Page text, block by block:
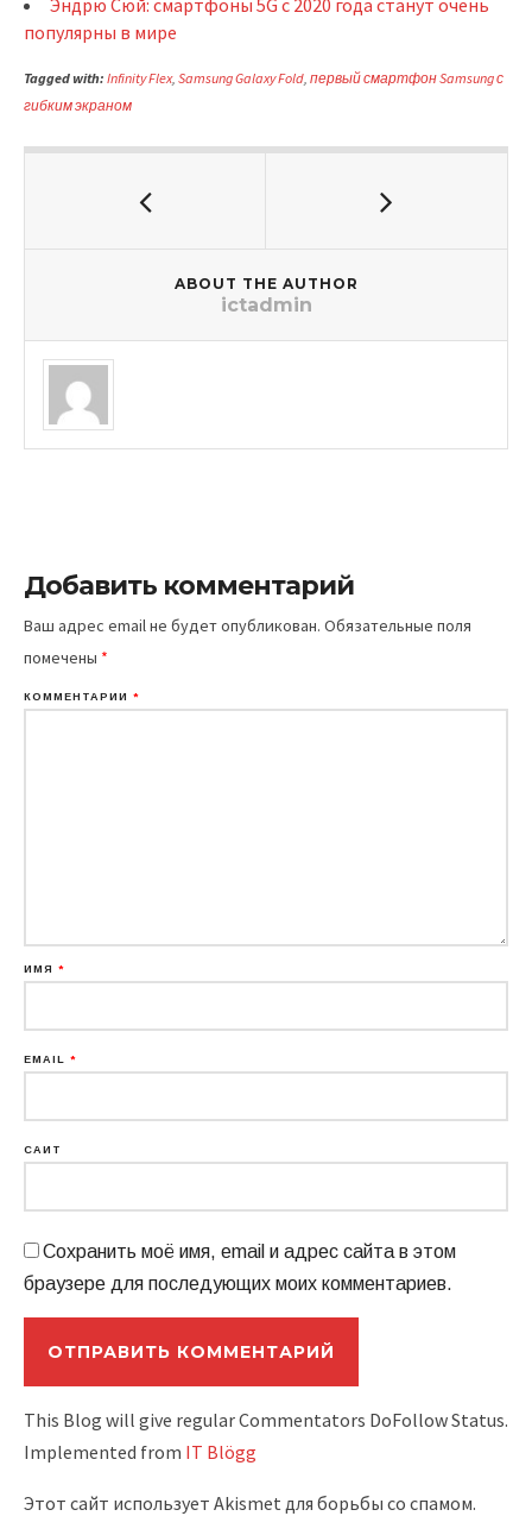
популярны в мире
Tagged with: Infinity Flex, Samsung Galaxy Fold первый смартфон Samsung с
гибким экраном
ABOUT THE AUTHOR
ictadmin
Добавить комментарий
Ваш адрес email не будет опубликован. Обязательные поля
помечены *
КОММЕНТАРИЙ *
ИМЯ *
EMAIL *
САЙТ
Сохранить моё имя, email и адрес сайта в этом
браузере для последующих моих комментариев.
This Blog will give regular Commentators DoFollow Status.
Implemented from IT Blögg
Этот сайт использует Akismet для борьбы со спамом.